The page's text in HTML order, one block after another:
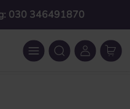
030 346491870